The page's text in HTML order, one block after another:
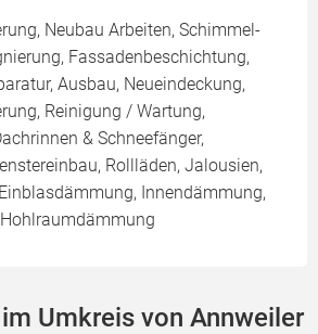
Neubau Arbeiten, Schimmel-
Fassadenbeschichtung,
Ausbau, Neueindeckung,
Reinigung / Wartung,
& Schneefänger,
Rollläden, Jalousien,
Innendämmung,
Umkreis von Annweiler